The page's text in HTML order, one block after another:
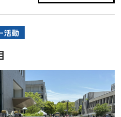
活動